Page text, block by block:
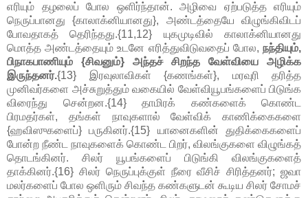
எரியும் தழலைப் போல ஒளிர்ந்தான். அழிவை ஏற்படுத்த எரியும்
நெருப்பானது {காலாக்னியானது}, அண்டத்தையே விழுங்கிவிடப்
போவதாகத் தெரிந்தது.{11,12} யுகமுடிவில் காலாக்னியானது
மொத்த அண்டத்தையும் உடனே எரித்துவிடுவதைப் போல, நந்தியும்,
பிநாகபாணியும் {சிவனும்} அந்தச் சிறந்த வேள்வியை அழிக்க
இருந்தனர்.{13} இரவுலாவிகள் {கணங்கள்}, மரவுரி தரித்த
முனிவர்களை அச்சுறுத்தும் வகையில் வேள்வியூபங்களைப் பிடுங்க
விரைந்து சென்றன.{14} தாமிரக் கண்களைக் கொண்ட
பிரமதர்கள், தங்கள் நாவுகளால் வேள்விக் காணிக்கைகளை
{ஹவிஸுகளைப்} பருகினர்.{15} யானைகளின் துதிக்கைகளைப்
போன்ற நீண்ட நாவுகளைக் கொண்ட பிறர், விலங்குகளை விழுங்கத்
தொடங்கினர். சிலர் யூபங்களைப் பிடுங்கி விலங்குகளைத்
தாக்கினர்.{16} சிலர் நெருப்புக்குள் நீரை வீசிச் சிரித்தனர்; ஜவா
மலர்களைப் போல ஒளிரும் சிவந்த கண்களுடன் கூடிய சிலர் சோமச்